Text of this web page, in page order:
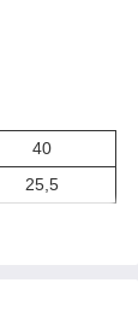
40
25,5